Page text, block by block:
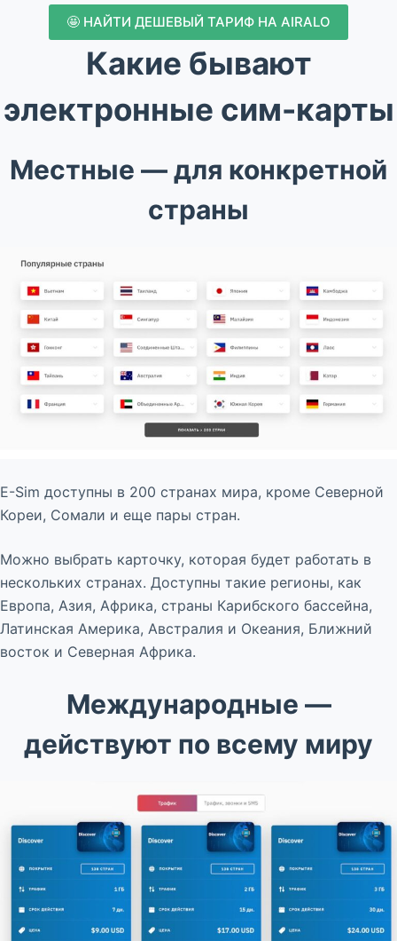
🤩 НАЙТИ ДЕШЕВЫЙ ТАРИФ НА AIRALO
Какие бывают
электронные сим-карты
Местные — для конкретной
страны
E-Sim доступны в 200 странах мира, кроме Северной
Кореи, Сомали и еще пары стран.
Можно выбрать карточку, которая будет работать в
нескольких странах. Доступны такие регионы, как
Европа, Азия, Африка, страны Карибского бассейна,
Латинская Америка, Австралия и Океания, Ближний
восток и Северная Африка.
Международные —
действуют по всему миру